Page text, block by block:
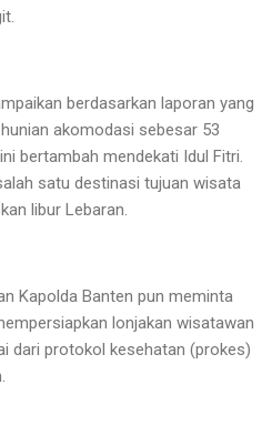
berdasarkan laporan yang
akomodasi sebesar 53
bertambah mendekati Idul Fitri.
satu destinasi tujuan wisata
libur Lebaran.
Kapolda Banten pun meminta
lonjakan wisatawan
dari protokol kesehatan (prokes)